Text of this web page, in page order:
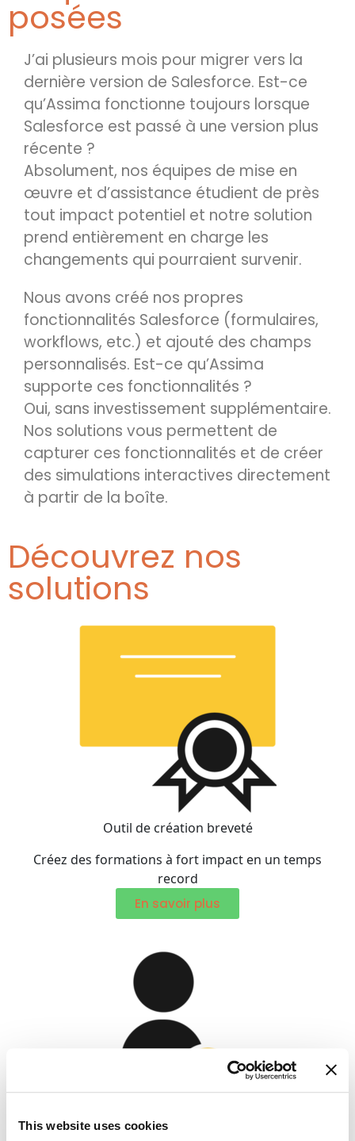
This website uses cookies
posées
J’ai plusieurs mois pour migrer vers la
dernière version de Salesforce. Est-ce
qu’Assima fonctionne toujours lorsque
Salesforce est passé à une version plus
récente ?
Absolument, nos équipes de mise en
œuvre et d’assistance étudient de près
tout impact potentiel et notre solution
prend entièrement en charge les
changements qui pourraient survenir.
Nous avons créé nos propres
fonctionnalités Salesforce (formulaires,
workflows, etc.) et ajouté des champs
personnalisés. Est-ce qu’Assima
supporte ces fonctionnalités ?
Oui, sans investissement supplémentaire.
Nos solutions vous permettent de
capturer ces fonctionnalités et de créer
des simulations interactives directement
à partir de la boîte.
Découvrez nos
solutions
Outil de création breveté
Créez des formations à fort impact en un temps
record
En savoir plus
Embarquement des employés